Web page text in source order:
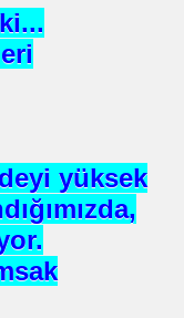
yüksek